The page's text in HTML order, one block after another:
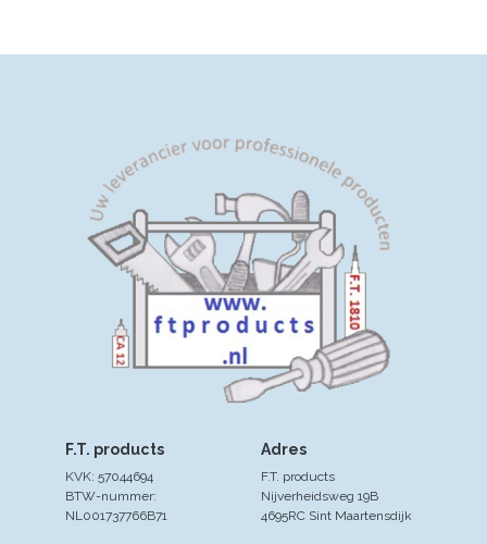
Adres
F.T. products
Nijverheidsweg 19B
4695RC Sint Maartensdijk
F.T. products
KVK: 57044694
BTW-nummer:
NL001737766B71